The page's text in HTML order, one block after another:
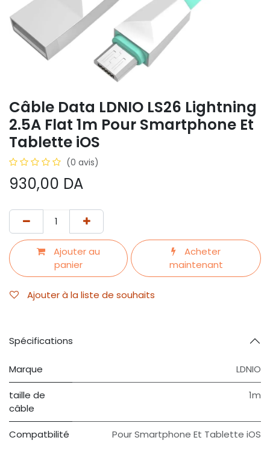
Câble Data LDNIO LS26 Lightning
2.5A Flat 1m Pour Smartphone Et
Tablette iOS
(0 avis)
930,00 DA
Ajouter au
panier
Acheter
maintenant
Ajouter à la liste de souhaits
Spécifications
Marque LDNIO
taille de
câble
1m
Compatbilité Pour Smartphone Et Tablette iOS